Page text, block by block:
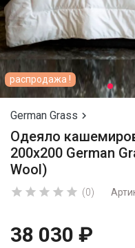
распродажа !
German Grass 
Одеяло
200х200 German
Wool)
     (0)
38 030 ₽